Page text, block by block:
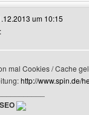
Profile anzeigen
um 10:15
mal Cookies / Cache
http://www.spin.de/
SEO